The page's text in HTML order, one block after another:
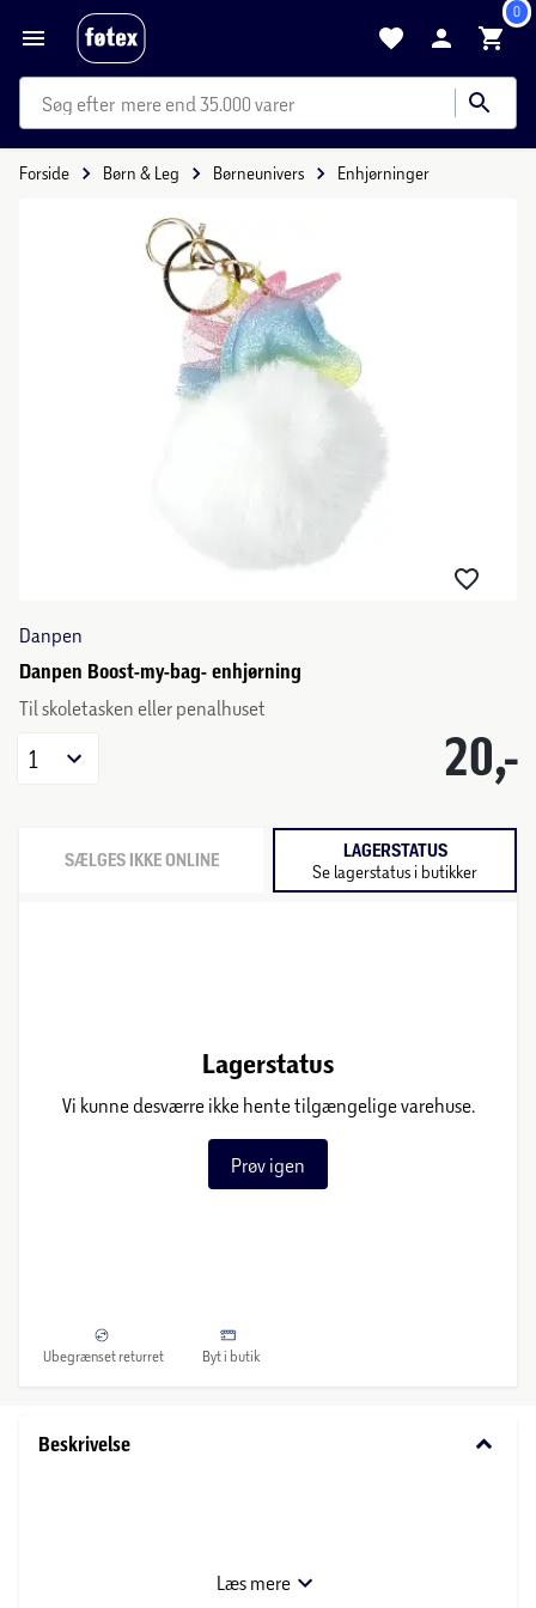
0
mere end 35.000 varer
Forside Børn & Leg Børneunivers Enhjørninger
Danpen
Danpen Boost-my-bag- enhjørning
Til skoletasken eller penalhuset
20,-
1
SÆLGES IKKE ONLINE LAGERSTATUS
Se lagerstatus i butikker
Lagerstatus
Vi kunne desværre ikke hente tilgængelige varehuse.
Prøv igen
Ubegrænset returret Byt i butik
Beskrivelse keyboard_arrow_down
Læs mere